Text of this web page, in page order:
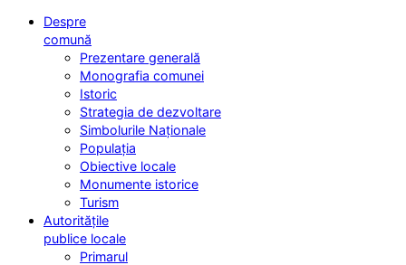
Despre
comună
Prezentare generală
Monografia comunei
Istoric
Strategia de dezvoltare
Simbolurile Naționale
Populația
Obiective locale
Monumente istorice
Turism
Autoritățile
publice locale
Primarul